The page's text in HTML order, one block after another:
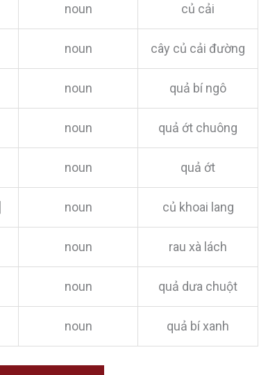
noun củ cải
noun cây củ cải đường
noun quả bí ngô
noun quả ớt chuông
noun quả ớt
noun củ khoai lang
noun rau xà lách
noun quả dưa chuột
noun quả bí xanh